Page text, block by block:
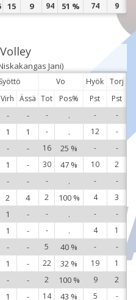
15 9 94 51 % 74 9
Jani)
Syöttö Vo Hyök Torj
Virh Ässä Tot Pos% Pst Pst
- - - . - -
1 1 - . 12 -
- - 16 25 % - -
1 - 30 47 % 10 2
- - - . - -
2 4 2 100 % 4 3
1 - - . - -
1 - - . 4 1
- - 5 40 % - -
1 - 22 32 % 19 1
- - 2 100 % 9 2
1 - 14 43 % 5 -
3
10
17